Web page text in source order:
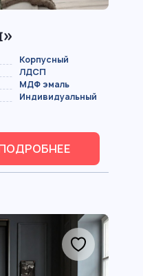
Корпусный
ЛДСП
МДФ эмаль
Индивидуальный